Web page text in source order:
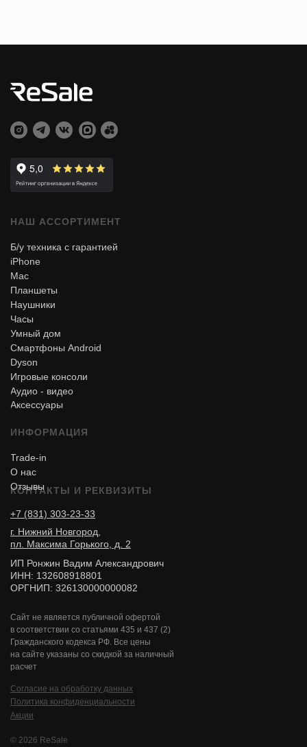
НАШ АССОРТИМЕНТ
ИНФОРМАЦИЯ
КОНТАКТЫ И РЕКВИЗИТЫ
Согласие на обработку данных
Акции
Политика конфиденциальности
© 2026 ReSale
Отзывы
О нас
Trade-in
iPhone
Б/у техника с гарантией
Mac
Планшеты
Наушники
Часы
Смартфоны Android
Dyson
Умный дом
Игровые консоли
Аудио - видео
Аксессуары
ИП Ронжин Вадим Александрович
ИНН: 132608918801
ОРГНИП: 326130000000082
г. Нижний Новгород,
пл. Максима Горького, д. 2
+7 (831) 303-23-33
Сайт не является публичной офертой
в соответствии со статьями 435 и 437 (2)
Гражданского кодекса РФ. Все цены
на сайте указаны со скидкой за наличный
расчет